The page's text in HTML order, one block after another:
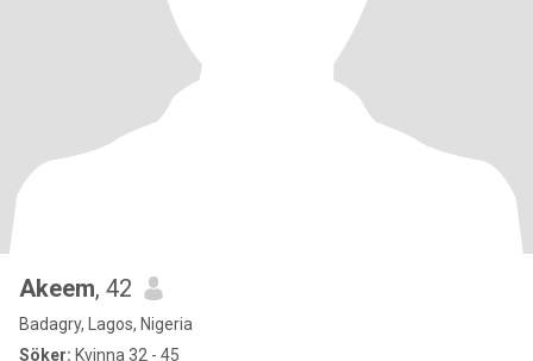
Akeem, 42
Badagry, Lagos, Nigeria
Söker: Kvinna 32 - 45